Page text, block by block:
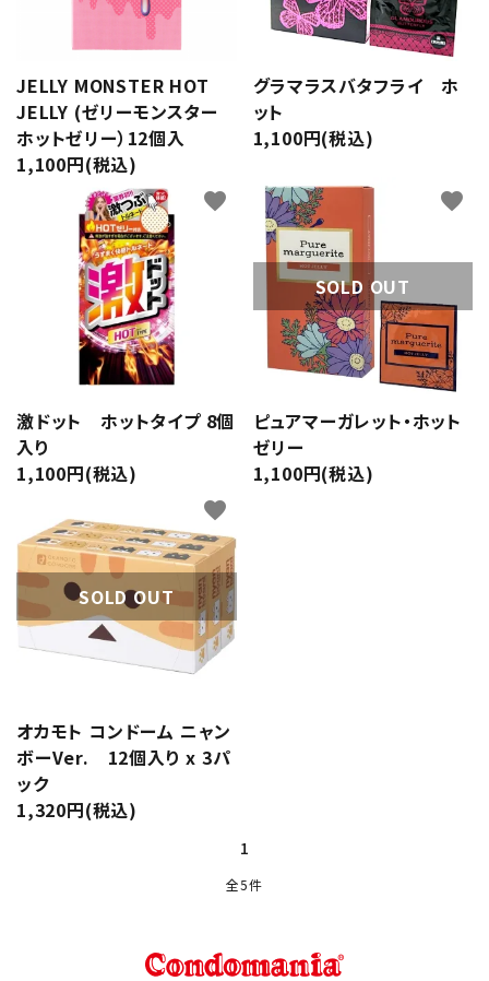
潤滑剤・ローション
アパレル
雑貨
セルフプレジャー
サポートグッズ
店舗案内
JELLY MONSTER HOT
JELLY (ゼリーモンスター
ホットゼリー）12個入
1,100円(税込)
グラマラスバタフライ ホ
ット
1,100円(税込)
激ドット ホットタイプ 8個
入り
1,100円(税込)
favorite
SOLD OUT
ピュアマーガレット・ホット
ゼリー
1,100円(税込)
favorite
SOLD OUT
オカモト コンドーム ニャン
ボーVer. 12個入り x 3パ
ック
1,320円(税込)
favorite
1
全5件